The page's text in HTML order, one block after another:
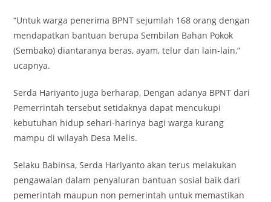
“Untuk warga penerima BPNT sejumlah 168 orang dengan
mendapatkan bantuan berupa Sembilan Bahan Pokok
(Sembako) diantaranya beras, ayam, telur dan lain-lain,”
ucapnya.
Serda Hariyanto juga berharap, Dengan adanya BPNT dari
Pemerrintah tersebut setidaknya dapat mencukupi
kebutuhan hidup sehari-harinya bagi warga kurang
mampu di wilayah Desa Melis.
Selaku Babinsa, Serda Hariyanto akan terus melakukan
pengawalan dalam penyaluran bantuan sosial baik dari
pemerintah maupun non pemerintah untuk memastikan